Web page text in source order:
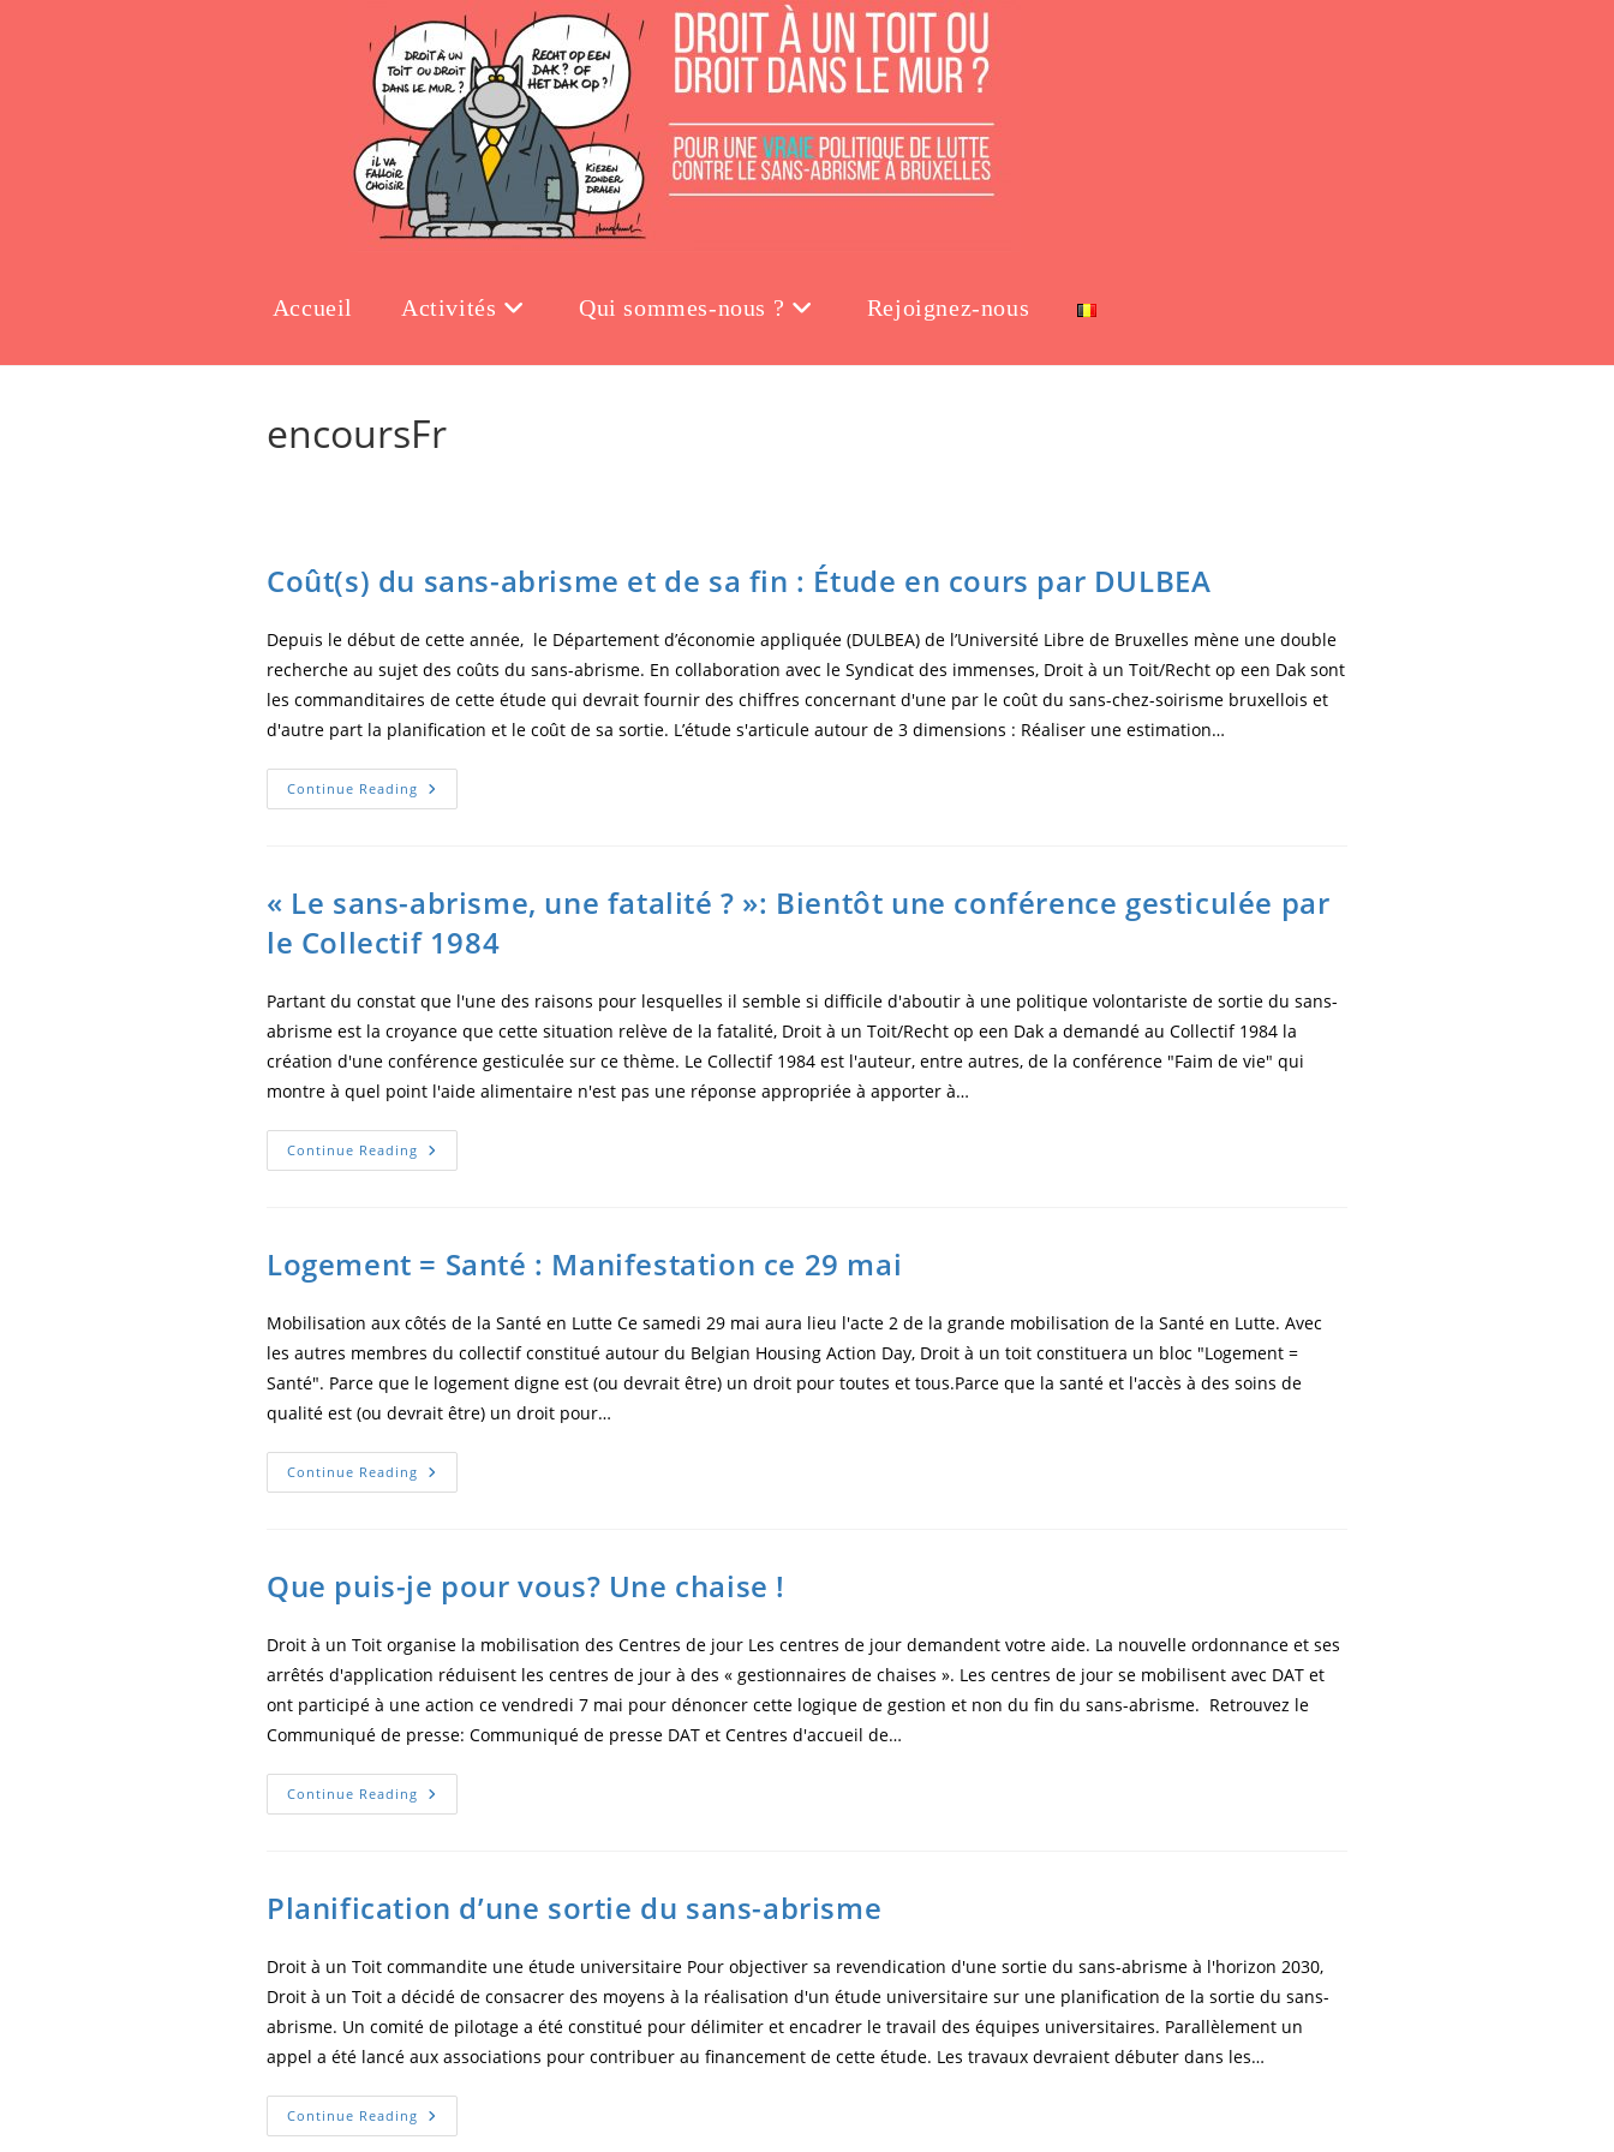
Accueil Activités Qui sommes-nous ? Rejoignez-nous
encoursFr
Coût(s) du sans-abrisme et de sa fin : Étude en cours par DULBEA
Depuis le début de cette année, le Département d’économie appliquée (DULBEA) de l’Université Libre de Bruxelles mène une double
recherche au sujet des coûts du sans-abrisme. En collaboration avec le Syndicat des immenses, Droit à un Toit/Recht op een Dak sont
les commanditaires de cette étude qui devrait fournir des chiffres concernant d'une par le coût du sans-chez-soirisme bruxellois et
d'autre part la planification et le coût de sa sortie. L’étude s'articule autour de 3 dimensions : Réaliser une estimation…
Continue Reading
« Le sans-abrisme, une fatalité ? »: Bientôt une conférence gesticulée par
le Collectif 1984
Partant du constat que l'une des raisons pour lesquelles il semble si difficile d'aboutir à une politique volontariste de sortie du sans-
abrisme est la croyance que cette situation relève de la fatalité, Droit à un Toit/Recht op een Dak a demandé au Collectif 1984 la
création d'une conférence gesticulée sur ce thème. Le Collectif 1984 est l'auteur, entre autres, de la conférence "Faim de vie" qui
montre à quel point l'aide alimentaire n'est pas une réponse appropriée à apporter à…
Continue Reading
Logement = Santé : Manifestation ce 29 mai
Mobilisation aux côtés de la Santé en Lutte Ce samedi 29 mai aura lieu l'acte 2 de la grande mobilisation de la Santé en Lutte. Avec
les autres membres du collectif constitué autour du Belgian Housing Action Day, Droit à un toit constituera un bloc "Logement =
Santé". Parce que le logement digne est (ou devrait être) un droit pour toutes et tous.Parce que la santé et l'accès à des soins de
qualité est (ou devrait être) un droit pour…
Continue Reading
Que puis-je pour vous? Une chaise !
Droit à un Toit organise la mobilisation des Centres de jour Les centres de jour demandent votre aide. La nouvelle ordonnance et ses
arrêtés d'application réduisent les centres de jour à des « gestionnaires de chaises ». Les centres de jour se mobilisent avec DAT et
ont participé à une action ce vendredi 7 mai pour dénoncer cette logique de gestion et non du fin du sans-abrisme. Retrouvez le
Communiqué de presse: Communiqué de presse DAT et Centres d'accueil de…
Continue Reading
Planification d’une sortie du sans-abrisme
Droit à un Toit commandite une étude universitaire Pour objectiver sa revendication d'une sortie du sans-abrisme à l'horizon 2030,
Droit à un Toit a décidé de consacrer des moyens à la réalisation d'un étude universitaire sur une planification de la sortie du sans-
abrisme. Un comité de pilotage a été constitué pour délimiter et encadrer le travail des équipes universitaires. Parallèlement un
appel a été lancé aux associations pour contribuer au financement de cette étude. Les travaux devraient débuter dans les…
Continue Reading